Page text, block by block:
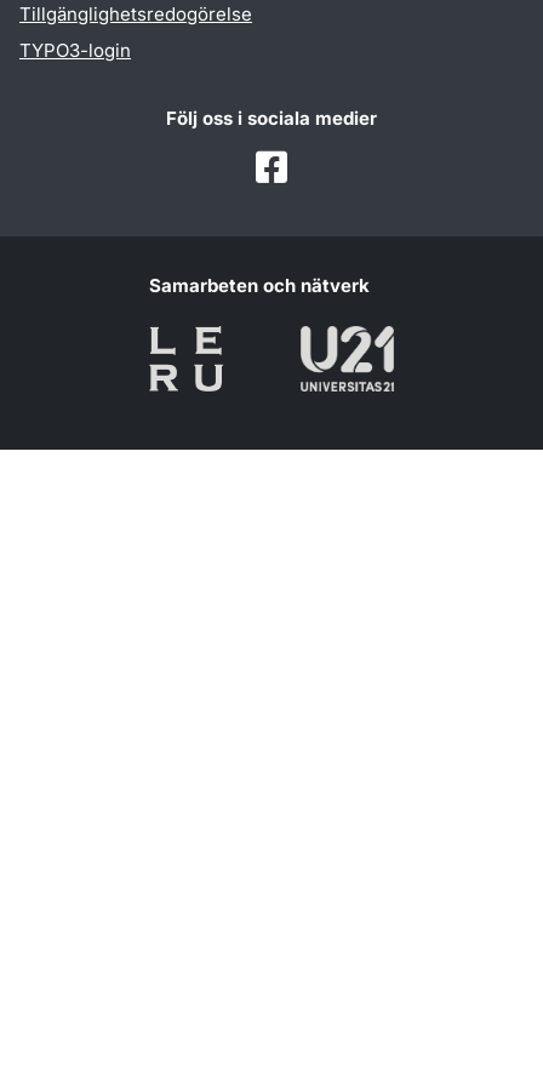
Tillgänglighetsredogörelse
TYPO3-login
Följ oss i sociala medier
Facebook
Samarbeten och nätverk